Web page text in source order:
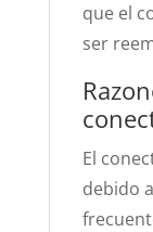
que el
ser
El
debido